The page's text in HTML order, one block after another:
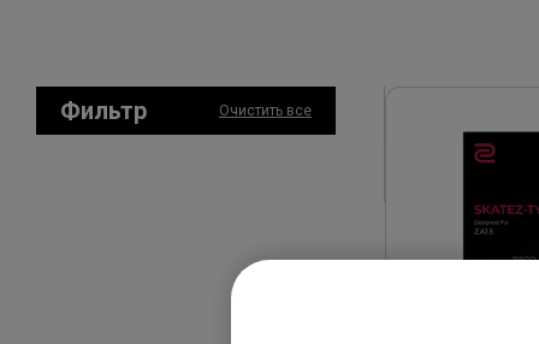
Фильтр Очистить все